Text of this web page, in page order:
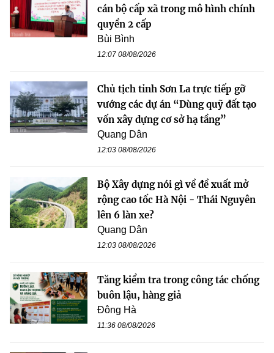
cán bộ cấp xã trong mô hình chính
quyền 2 cấp
Bùi Bình
12:07 08/08/2026
Chủ tịch tỉnh Sơn La trực tiếp gỡ
vướng các dự án “Dùng quỹ đất tạo
vốn xây dựng cơ sở hạ tầng”
Quang Dân
12:03 08/08/2026
Bộ Xây dựng nói gì về đề xuất mở
rộng cao tốc Hà Nội - Thái Nguyên
lên 6 làn xe?
Quang Dân
12:03 08/08/2026
Tăng kiểm tra trong công tác chống
buôn lậu, hàng giả
Đông Hà
11:36 08/08/2026